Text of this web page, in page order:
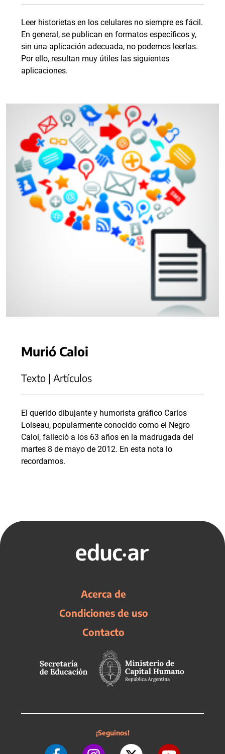
Leer historietas en los celulares no siempre es fácil.
En general, se publican en formatos específicos y,
sin una aplicación adecuada, no podemos leerlas.
Por ello, resultan muy útiles las siguientes
aplicaciones.
Murió Caloi
Texto | Artículos
El querido dibujante y humorista gráfico Carlos
Loiseau, popularmente conocido como el Negro
Caloi, falleció a los 63 años en la madrugada del
martes 8 de mayo de 2012. En esta nota lo
recordamos.
Acerca de
Condiciones de uso
Contacto
¡Seguinos!